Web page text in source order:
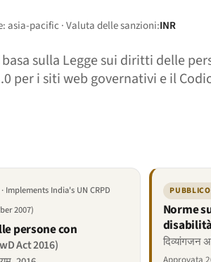
asia-pacific · Valuta delle sanzioni:INR
sulla Legge sui diritti delle
per i siti web governativi e il
· Implements India's UN CRPD
2007)
persone con
Act 2016)
Norme
दिव्यांगजन